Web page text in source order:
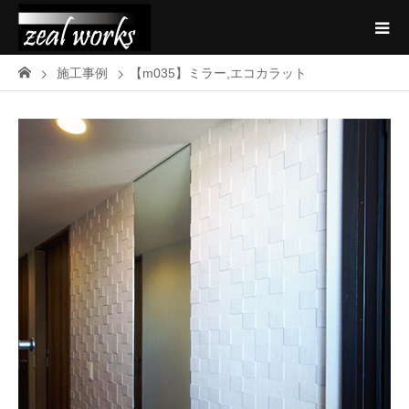
施工事例 【m035】ミラー,エコカラット